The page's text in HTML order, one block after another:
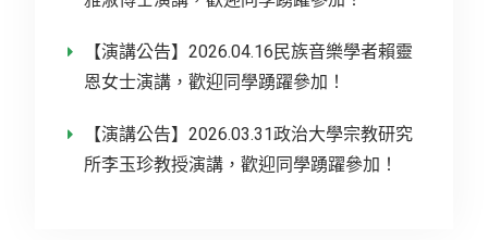
【演講公告】2026.04.16民族音樂學者賴靈
恩女士演講，歡迎同學踴躍參加！
【演講公告】2026.03.31政治大學宗教研究
所李玉珍教授演講，歡迎同學踴躍參加！